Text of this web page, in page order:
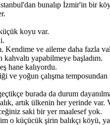
bunalıp İzmir'in bir
koyu var.
Kendime ve aileme daha fazla
kahvaltı yapabilmeye başladım.
hane kalıyordu.
ve yoğun çalışma
burada da durum
artık ülkenin her yerinde var.
saki bir yer maalesef yok.
o küçücük şirin balıkçı köyü,